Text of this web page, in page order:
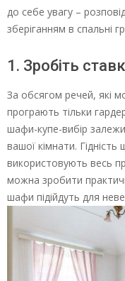
до себе увагу –
зберіганням в спальні
1. Зробіть
За обсягом речей, які
програють тільки
шафи-купе-вибір
вашої кімнати.
використовують весь
можна зробити
шафи підійдуть для